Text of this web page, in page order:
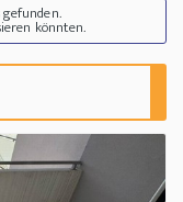
könnten.